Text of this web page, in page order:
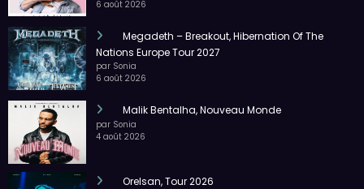
6 août 2026
Megadeth – Breakout, Hibernation Of The
Nations Europe Tour 2027
par Sonia
6 août 2026
Malik Bentalha, Nouveau Monde
par Sonia
4 août 2026
Orelsan, Tour 2026